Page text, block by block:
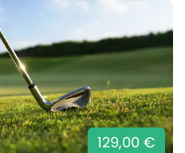
129,00 €